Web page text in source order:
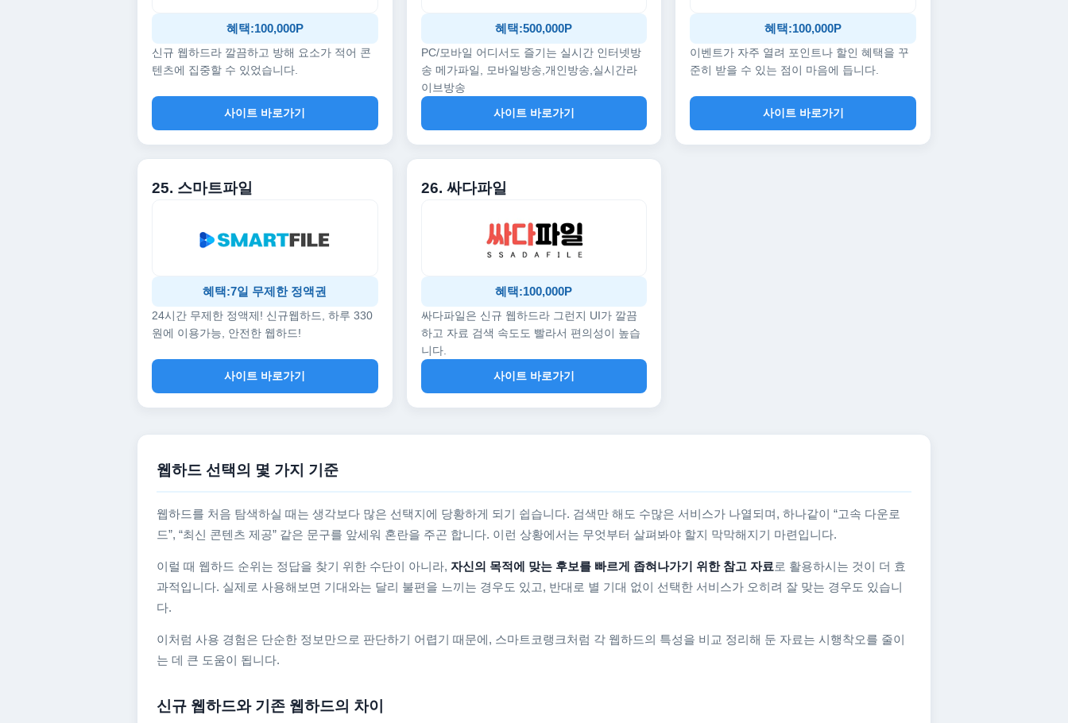
혜택:100,000P
신규 웹하드라 깔끔하고 방해 요소가 적어 콘
텐츠에 집중할 수 있었습니다.
사이트 바로가기
혜택:500,000P
PC/모바일 어디서도 즐기는 실시간 인터넷방
송 메가파일, 모바일방송,개인방송,실시간라
이브방송
사이트 바로가기
혜택:100,000P
이벤트가 자주 열려 포인트나 할인 혜택을 꾸
준히 받을 수 있는 점이 마음에 듭니다.
사이트 바로가기
25. 스마트파일
혜택:7일 무제한 정액권
24시간 무제한 정액제! 신규웹하드, 하루 330
원에 이용가능, 안전한 웹하드!
사이트 바로가기
26. 싸다파일
혜택:100,000P
싸다파일은 신규 웹하드라 그런지 UI가 깔끔
하고 자료 검색 속도도 빨라서 편의성이 높습
니다.
사이트 바로가기
웹하드 선택의 몇 가지 기준
웹하드를 처음 탐색하실 때는 생각보다 많은 선택지에 당황하게 되기 쉽습니다. 검색만 해도 수많은 서비스가 나열되며, 하나같이 “고속 다운로
드”, “최신 콘텐츠 제공” 같은 문구를 앞세워 혼란을 주곤 합니다. 이런 상황에서는 무엇부터 살펴봐야 할지 막막해지기 마련입니다.
이럴 때 웹하드 순위는 정답을 찾기 위한 수단이 아니라, 자신의 목적에 맞는 후보를 빠르게 좁혀나가기 위한 참고 자료 로 활용하시는 것이 더 효
과적입니다. 실제로 사용해보면 기대와는 달리 불편을 느끼는 경우도 있고, 반대로 별 기대 없이 선택한 서비스가 오히려 잘 맞는 경우도 있습니
다.
이처럼 사용 경험은 단순한 정보만으로 판단하기 어렵기 때문에, 스마트코랭크처럼 각 웹하드의 특성을 비교 정리해 둔 자료는 시행착오를 줄이
는 데 큰 도움이 됩니다.
신규 웹하드와 기존 웹하드의 차이